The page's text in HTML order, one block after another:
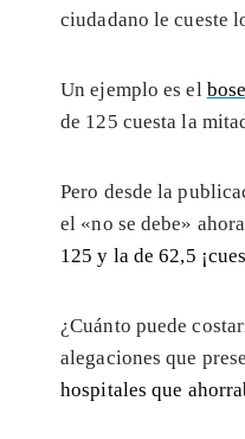
ciudadano le cueste
Un ejemplo es el
de 125 cuesta la
Pero desde la
el «no se debe»
125 y la de 62,5
¿Cuánto puede
alegaciones que
hospitales que